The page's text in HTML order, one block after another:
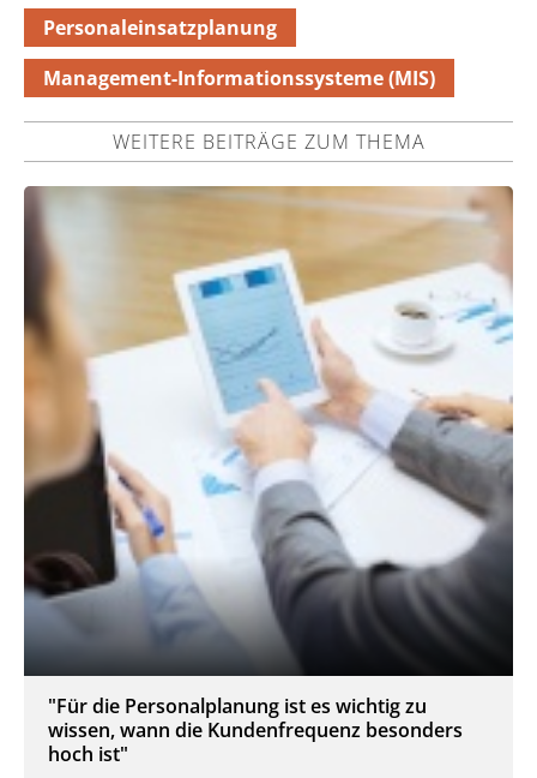
Personaleinsatzplanung
Management-Informationssysteme (MIS)
WEITERE BEITRÄGE ZUM THEMA
"Für die Personalplanung ist es wichtig zu
wissen, wann die Kundenfrequenz besonders
hoch ist"